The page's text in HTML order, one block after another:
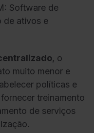
Software de
de ativos e
, o
muito menor e
políticas e
treinamento
de serviços